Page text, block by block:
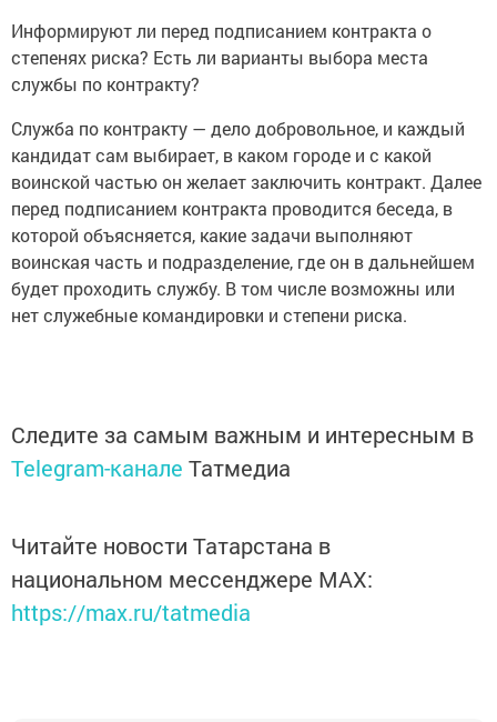
Информируют ли перед подписанием контракта о
степенях риска? Есть ли варианты выбора места
службы по контракту?
Служба по контракту — дело добровольное, и каждый
кандидат сам выбирает, в каком городе и с какой
воинской частью он желает заключить контракт. Далее
перед подписанием контракта проводится беседа, в
которой объясняется, какие задачи выполняют
воинская часть и подразделение, где он в дальнейшем
будет проходить службу. В том числе возможны или
нет служебные командировки и степени риска.
Следите за самым важным и интересным в
Telegram-канале Татмедиа
Читайте новости Татарстана в
национальном мессенджере MАХ:
https://max.ru/tatmedia